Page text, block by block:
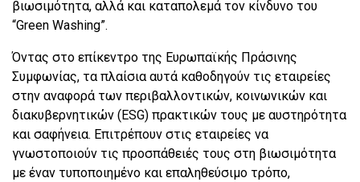
βιωσιμότητα, αλλά και καταπολεμά τον κίνδυνο του
“Green Washing”.
Όντας στο επίκεντρο της Ευρωπαϊκής Πράσινης
Συμφωνίας, τα πλαίσια αυτά καθοδηγούν τις εταιρείες
στην αναφορά των περιβαλλοντικών, κοινωνικών και
διακυβερνητικών (ESG) πρακτικών τους με αυστηρότητα
και σαφήνεια. Επιτρέπουν στις εταιρείες να
γνωστοποιούν τις προσπάθειές τους στη βιωσιμότητα
με έναν τυποποιημένο και επαληθεύσιμο τρόπο,